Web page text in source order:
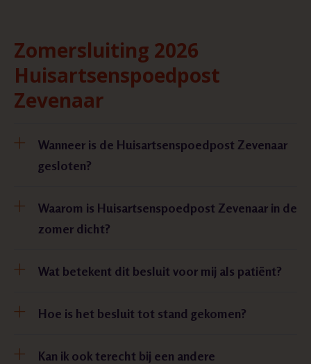
Zomersluiting 2026
Huisartsenspoedpost
Zevenaar
Wanneer is de Huisartsenspoedpost Zevenaar
gesloten?
Waarom is Huisartsenspoedpost Zevenaar in de
zomer dicht?
Wat betekent dit besluit voor mij als patiënt?
Hoe is het besluit tot stand gekomen?
Kan ik ook terecht bij een andere